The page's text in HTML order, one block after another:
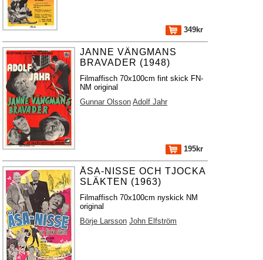
349kr
JANNE VÄNGMANS
BRAVADER (1948)
Filmaffisch 70x100cm fint skick FN-
NM original
Gunnar Olsson Adolf Jahr
195kr
ÅSA-NISSE OCH TJOCKA
SLÄKTEN (1963)
Filmaffisch 70x100cm nyskick NM
original
Börje Larsson John Elfström